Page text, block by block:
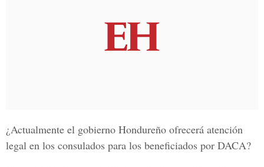
¿Actualmente el gobierno Hondureño ofrecerá atención
legal en los consulados para los beneficiados por DACA?